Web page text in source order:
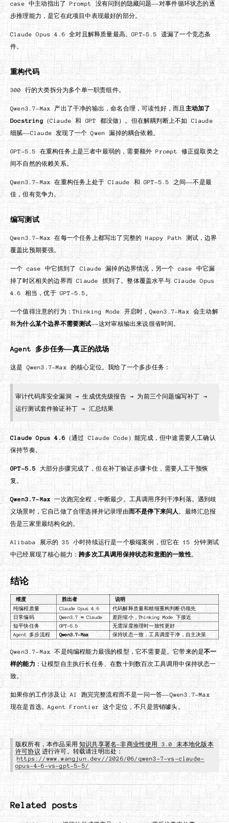
case 中主动指出了 Prompt 没有问到的隐藏问题——对事件循环状态的逐
步推理能力，是它在此项目中表现最好的部分。
Claude Opus 4.6 全对且解释质量最高。GPT-5.5 遗漏了一个竞态条
件。
重构代码
300 行的大类拆分为多个单一职责组件。
Qwen3.7-Max 产出了干净的输出，命名合理，可读性好，而且主动加了
Docstring（Claude 和 GPT 都没做）。但在解耦判断上不如 Claude
细腻——Claude 发现了一个 Qwen 漏掉的耦合依赖。
GPT-5.5 在重构任务上是三者中最弱的，需要额外 Prompt 修正提取类之
间不自然的依赖关系。
Qwen3.7-Max 在重构任务上处于 Claude 和 GPT-5.5 之间——不是最
佳，但有竞争力。
编写测试
Qwen3.7-Max 在每一个任务上都写出了完整的 Happy Path 测试，边界
覆盖比预期要强。
一个 case 中它抓到了 Claude 漏掉的边界情况，另一个 case 中它漏
掉了时区相关的边界而 Claude 抓到了。整体覆盖水平与 Claude Opus
4.6 相当，优于 GPT-5.5。
一个值得注意的行为：Thinking Mode 开启时，Qwen3.7-Max 会主动解
释为什么某个边界不需要测试——这对审核输出来说很省时间。
Agent 多步任务——真正的战场
这是 Qwen3.7-Max 的核心定位。我给了一个多步任务：
审计代码库安全漏洞 → 生成优先级报告 → 为前三个问题编写补丁 →
运行测试套件验证补丁 → 汇总结果
Claude Opus 4.6 （通过 Claude Code）能完成，但中途需要人工确认
保持节奏。
GPT-5.5 大部分步骤完成了，但在补丁验证步骤卡住，需要人工干预恢
复。
Qwen3.7-Max一次跑完全程，中断最少。工具调用序列干净利落。遇到歧
义场景时，它自己做了合理选择并记录理由而不是停下来问人 。最终汇总报
告是三家里最结构化的。
Alibaba 展示的 35 小时持续运行是一个极端案例，但它在 15 分钟测试
中已经展现了核心能力：跨多次工具调用保持状态和意图的一致性。
结论
维度 胜出者
说明
纯编程质量
Claude Opus 4.6
代码解释质量和精细重构判断仍领先
日常编码
Qwen3.7 ≈ Claude
差距缩小，Thinking Mode 下接近
短平快任务
GPT-5.5
无需深度推理时一致性更好
Agent 多步流程
Qwen3.7-Max 保持状态一致，工具调度干净，自主决策
Qwen3.7-Max 不是纯编程能力最强的模型，它不需要是。它带来的是不一
样的能力 ：让模型自主执行长任务、在数十到数百次工具调用中保持状态一
致。
如果你的工作涉及让 AI 跑完完整流程而不是一问一答——Qwen3.7-Max
现在是首选。Agent Frontier 这个定位，不只是营销噱头。
版权所有，本作品采用 知识共享署名-非商业性使用 3.0 未本地化版本
许可协议 进行许可。转载请注明出处：
https://www.wangjun.dev//2026/06/qwen3-7-vs-claude-
opus-4-6-vs-gpt-5-5/
Related posts